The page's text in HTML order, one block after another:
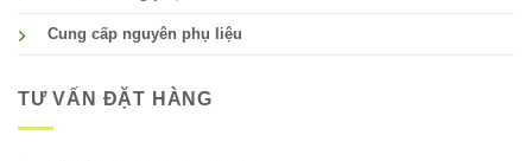
Cung cấp nguyên phụ liệu
TƯ VẤN ĐẶT HÀNG